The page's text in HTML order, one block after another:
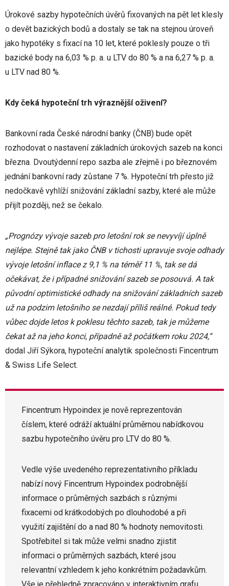
Úrokové sazby hypotečních úvěrů fixovaných na pět let klesly
o devět bazických bodů a dostaly se tak na stejnou úroveň
jako hypotéky s fixací na 10 let, které poklesly pouze o tři
bazické body na 6,03 % p. a. u LTV do 80 % a na 6,27 % p. a.
u LTV nad 80 %.
Kdy čeká hypoteční trh výraznější oživení?
Bankovní rada České národní banky (ČNB) bude opět
rozhodovat o nastavení základních úrokových sazeb na konci
března. Dvoutýdenní repo sazba ale zřejmě i po březnovém
jednání bankovní rady zůstane 7 %. Hypoteční trh přesto již
nedočkavě vyhlíží snižování základní sazby, které ale může
přijít později, než se čekalo.
„Prognózy vývoje sazeb pro letošní rok se nevyvíjí úplně
nejlépe. Stejně tak jako ČNB v tichosti upravuje svoje odhady
vývoje letošní inflace z 9,1 % na téměř 11 %, tak se dá
očekávat, že i případné snižování sazeb se posouvá. A tak
původní optimistické odhady na snižování základních sazeb
už na podzim letošního se nezdají příliš reálné. Pokud tedy
vůbec dojde letos k poklesu těchto sazeb, tak je můžeme
čekat až na jeho konci, případně až počátkem roku 2024,“
dodal Jiří Sýkora, hypoteční analytik společnosti Fincentrum
& Swiss Life Select.
Fincentrum Hypoindex je nově reprezentován
číslem, které odráží aktuální průměrnou nabídkovou
sazbu hypotečního úvěru pro LTV do 80 %.
Vedle výše uvedeného reprezentativního příkladu
nabízí nový Fincentrum Hypoindex podrobnější
informace o průměrných sazbách s různými
fixacemi od krátkodobých po dlouhodobé a při
využití zajištění do a nad 80 % hodnoty nemovitosti.
Spotřebitel si tak může velmi snadno zjistit
informaci o průměrných sazbách, které jsou
relevantní vzhledem k jeho konkrétním požadavkům.